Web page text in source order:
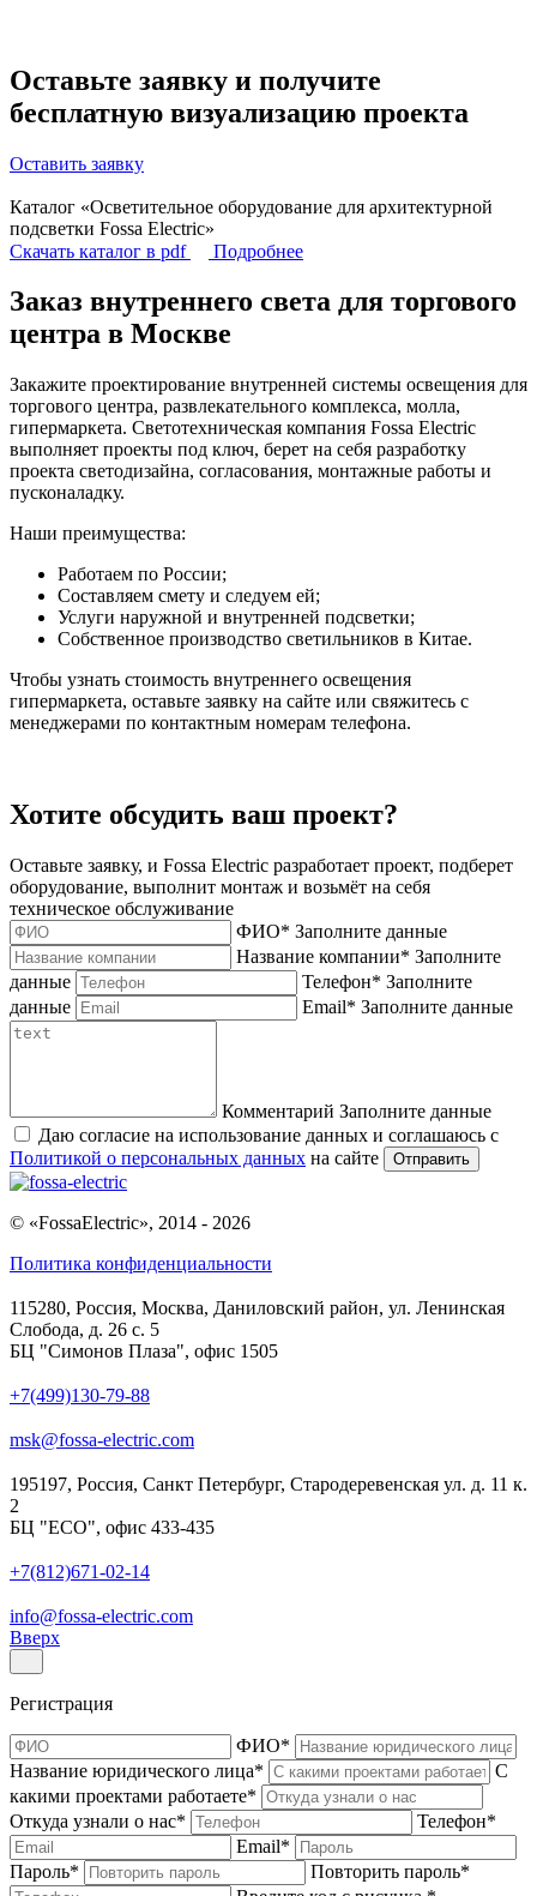
Оставьте заявку и получите
бесплатную визуализацию проекта
Оставить заявку
Каталог «Осветительное оборудование для архитектурной
подсветки Fossa Electric»
Скачать каталог в pdf
Подробнее
Заказ внутреннего света для торгового
центра в Москве
Закажите проектирование внутренней системы освещения для
торгового центра, развлекательного комплекса, молла,
гипермаркета. Светотехническая компания Fossa Electric
выполняет проекты под ключ, берет на себя разработку
проекта светодизайна, согласования, монтажные работы и
пусконаладку.
Наши преимущества:
Работаем по России;
Составляем смету и следуем ей;
Услуги наружной и внутренней подсветки;
Собственное производство светильников в Китае.
Чтобы узнать стоимость внутреннего освещения
гипермаркета, оставьте заявку на сайте или свяжитесь с
менеджерами по контактным номерам телефона.
Хотите обсудить ваш проект?
Оставьте заявку, и Fossa Electric разработает проект, подберет
оборудование, выполнит монтаж и возьмёт на себя
техническое обслуживание
ФИО* Заполните данные
Название компании* Заполните
данные
Телефон* Заполните
данные
Email* Заполните данные
Комментарий Заполните данные
Даю согласие на использование данных и соглашаюсь с
Политикой о персональных данных на сайте Отправить
© «FossaElectric», 2014 - 2026
Политика конфиденциальности
115280, Россия, Москва, Даниловский район, ул. Ленинская
Слобода, д. 26 с. 5
БЦ "Симонов Плаза", офис 1505
+7(499)130-79-88
msk@fossa-electric.com
195197, Россия, Санкт Петербург, Стародеревенская ул. д. 11 к.
2
БЦ "ECO", офис 433-435
+7(812)671-02-14
info@fossa-electric.com
Вверх
Регистрация
ФИО*
Название юридического лица*
С
какими проектами работаете*
Откуда узнали о нас* Телефон*
Email*
Пароль* Повторить пароль*